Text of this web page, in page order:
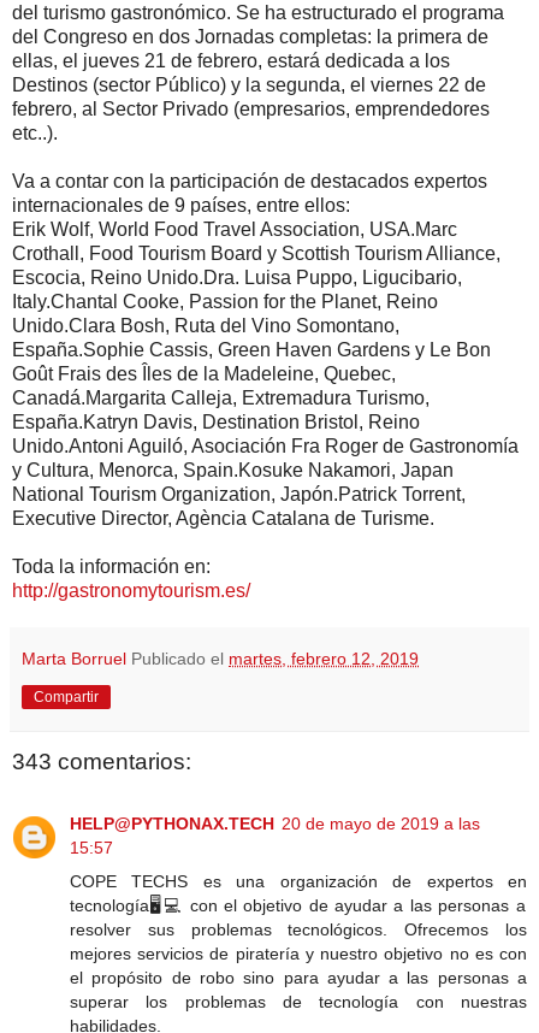
del turismo gastronómico. Se ha estructurado el programa
del Congreso en dos Jornadas completas: la primera de
ellas, el jueves 21 de febrero, estará dedicada a los
Destinos (sector Público) y la segunda, el viernes 22 de
febrero, al Sector Privado (empresarios, emprendedores
etc..).
Va a contar con la participación de destacados expertos
internacionales de 9 países, entre ellos:
Erik Wolf, World Food Travel Association, USA.Marc
Crothall, Food Tourism Board y Scottish Tourism Alliance,
Escocia, Reino Unido.Dra. Luisa Puppo, Ligucibario,
Italy.Chantal Cooke, Passion for the Planet, Reino
Unido.Clara Bosh, Ruta del Vino Somontano,
España.Sophie Cassis, Green Haven Gardens y Le Bon
Goût Frais des Îles de la Madeleine, Quebec,
Canadá.Margarita Calleja, Extremadura Turismo,
España.Katryn Davis, Destination Bristol, Reino
Unido.Antoni Aguiló, Asociación Fra Roger de Gastronomía
y Cultura, Menorca, Spain.Kosuke Nakamori, Japan
National Tourism Organization, Japón.Patrick Torrent,
Executive Director, Agència Catalana de Turisme.
Toda la información en:
http://gastronomytourism.es/
Marta Borruel Publicado el martes, febrero 12, 2019
Compartir
343 comentarios:
HELP@PYTHONAX.TECH 20 de mayo de 2019 a las
15:57
COPE TECHS es una organización de expertos en
tecnología🖥️💻 con el objetivo de ayudar a las personas a
resolver sus problemas tecnológicos. Ofrecemos los
mejores servicios de piratería y nuestro objetivo no es con
el propósito de robo sino para ayudar a las personas a
superar los problemas de tecnología con nuestras
habilidades.